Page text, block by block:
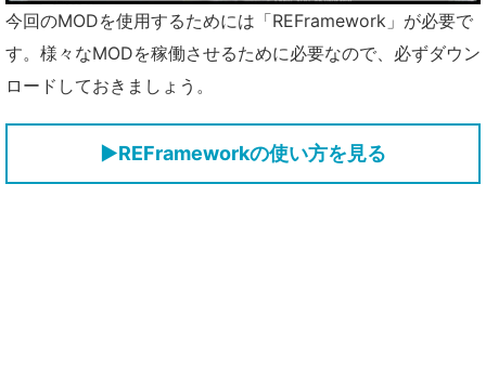
今回のMODを使用するためには「REFramework」が必要で
す。様々なMODを稼働させるために必要なので、必ずダウン
ロードしておきましょう。
▶REFrameworkの使い方を見る